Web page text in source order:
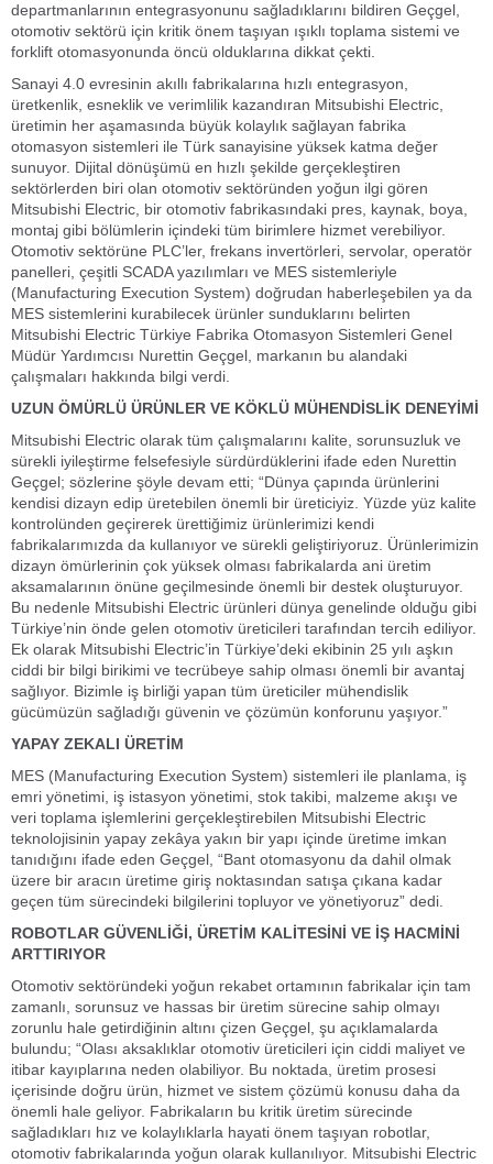
departmanlarının entegrasyonunu sağladıklarını bildiren Geçgel,
otomotiv sektörü için kritik önem taşıyan ışıklı toplama sistemi ve
forklift otomasyonunda öncü olduklarına dikkat çekti.
Sanayi 4.0 evresinin akıllı fabrikalarına hızlı entegrasyon,
üretkenlik, esneklik ve verimlilik kazandıran Mitsubishi Electric,
üretimin her aşamasında büyük kolaylık sağlayan fabrika
otomasyon sistemleri ile Türk sanayisine yüksek katma değer
sunuyor. Dijital dönüşümü en hızlı şekilde gerçekleştiren
sektörlerden biri olan otomotiv sektöründen yoğun ilgi gören
Mitsubishi Electric, bir otomotiv fabrikasındaki pres, kaynak, boya,
montaj gibi bölümlerin içindeki tüm birimlere hizmet verebiliyor.
Otomotiv sektörüne PLC’ler, frekans invertörleri, servolar, operatör
panelleri, çeşitli SCADA yazılımları ve MES sistemleriyle
(Manufacturing Execution System) doğrudan haberleşebilen ya da
MES sistemlerini kurabilecek ürünler sunduklarını belirten
Mitsubishi Electric Türkiye Fabrika Otomasyon Sistemleri Genel
Müdür Yardımcısı Nurettin Geçgel, markanın bu alandaki
çalışmaları hakkında bilgi verdi.
UZUN ÖMÜRLÜ ÜRÜNLER VE KÖKLÜ MÜHENDİSLİK DENEYİMİ
Mitsubishi Electric olarak tüm çalışmalarını kalite, sorunsuzluk ve
sürekli iyileştirme felsefesiyle sürdürdüklerini ifade eden Nurettin
Geçgel; sözlerine şöyle devam etti; “Dünya çapında ürünlerini
kendisi dizayn edip üretebilen önemli bir üreticiyiz. Yüzde yüz kalite
kontrolünden geçirerek ürettiğimiz ürünlerimizi kendi
fabrikalarımızda da kullanıyor ve sürekli geliştiriyoruz. Ürünlerimizin
dizayn ömürlerinin çok yüksek olması fabrikalarda ani üretim
aksamalarının önüne geçilmesinde önemli bir destek oluşturuyor.
Bu nedenle Mitsubishi Electric ürünleri dünya genelinde olduğu gibi
Türkiye’nin önde gelen otomotiv üreticileri tarafından tercih ediliyor.
Ek olarak Mitsubishi Electric’in Türkiye’deki ekibinin 25 yılı aşkın
ciddi bir bilgi birikimi ve tecrübeye sahip olması önemli bir avantaj
sağlıyor. Bizimle iş birliği yapan tüm üreticiler mühendislik
gücümüzün sağladığı güvenin ve çözümün konforunu yaşıyor.”
YAPAY ZEKALI ÜRETİM
MES (Manufacturing Execution System) sistemleri ile planlama, iş
emri yönetimi, iş istasyon yönetimi, stok takibi, malzeme akışı ve
veri toplama işlemlerini gerçekleştirebilen Mitsubishi Electric
teknolojisinin yapay zekâya yakın bir yapı içinde üretime imkan
tanıdığını ifade eden Geçgel, “Bant otomasyonu da dahil olmak
üzere bir aracın üretime giriş noktasından satışa çıkana kadar
geçen tüm sürecindeki bilgilerini topluyor ve yönetiyoruz” dedi.
ROBOTLAR GÜVENLİĞİ, ÜRETİM KALİTESİNİ VE İŞ HACMİNİ
ARTTIRIYOR
Otomotiv sektöründeki yoğun rekabet ortamının fabrikalar için tam
zamanlı, sorunsuz ve hassas bir üretim sürecine sahip olmayı
zorunlu hale getirdiğinin altını çizen Geçgel, şu açıklamalarda
bulundu; “Olası aksaklıklar otomotiv üreticileri için ciddi maliyet ve
itibar kayıplarına neden olabiliyor. Bu noktada, üretim prosesi
içerisinde doğru ürün, hizmet ve sistem çözümü konusu daha da
önemli hale geliyor. Fabrikaların bu kritik üretim sürecinde
sağladıkları hız ve kolaylıklarla hayati önem taşıyan robotlar,
otomotiv fabrikalarında yoğun olarak kullanılıyor. Mitsubishi Electric